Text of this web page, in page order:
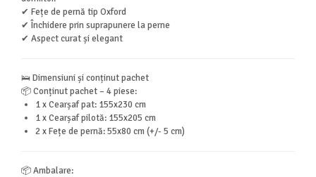
✔ Fețe de pernă tip Oxford
✔ Închidere prin suprapunere la perne
✔ Aspect curat și elegant
🛌 Dimensiuni și conținut pachet
📦 Conținut pachet – 4 piese:
1 x Cearșaf pat: 155x230 cm
1 x Cearșaf pilotă: 155x205 cm
2 x Fețe de pernă: 55x80 cm (+/- 5 cm)
📦 Ambalare: